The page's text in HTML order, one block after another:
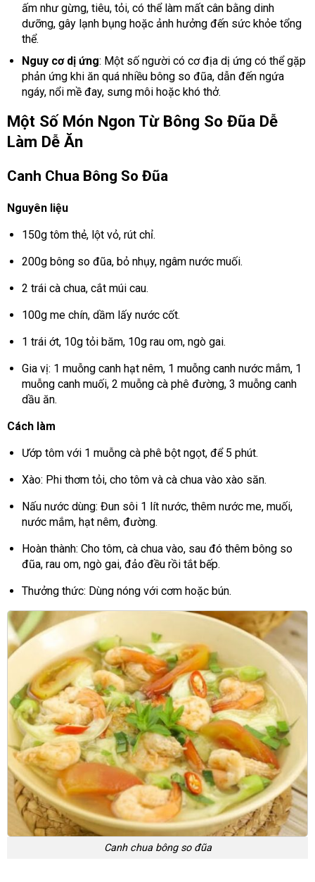
ấm như gừng, tiêu, tỏi, có thể làm mất cân bằng dinh
dưỡng, gây lạnh bụng hoặc ảnh hưởng đến sức khỏe tổng
thể.
Nguy cơ dị ứng: Một số người có cơ địa dị ứng có thể gặp
phản ứng khi ăn quá nhiều bông so đũa, dẫn đến ngứa
ngáy, nổi mề đay, sưng môi hoặc khó thở.
Một Số Món Ngon Từ Bông So Đũa Dễ
Làm Dễ Ăn
Canh Chua Bông So Đũa
Nguyên liệu
150g tôm thẻ, lột vỏ, rút chỉ.
200g bông so đũa, bỏ nhụy, ngâm nước muối.
2 trái cà chua, cắt múi cau.
100g me chín, dầm lấy nước cốt.
1 trái ớt, 10g tỏi băm, 10g rau om, ngò gai.
Gia vị: 1 muỗng canh hạt nêm, 1 muỗng canh nước mắm, 1
muỗng canh muối, 2 muỗng cà phê đường, 3 muỗng canh
dầu ăn.
Cách làm
Ướp tôm với 1 muỗng cà phê bột ngọt, để 5 phút.
Xào: Phi thơm tỏi, cho tôm và cà chua vào xào săn.
Nấu nước dùng: Đun sôi 1 lít nước, thêm nước me, muối,
nước mắm, hạt nêm, đường.
Hoàn thành: Cho tôm, cà chua vào, sau đó thêm bông so
đũa, rau om, ngò gai, đảo đều rồi tắt bếp.
Thưởng thức: Dùng nóng với cơm hoặc bún.
Canh chua bông so đũa